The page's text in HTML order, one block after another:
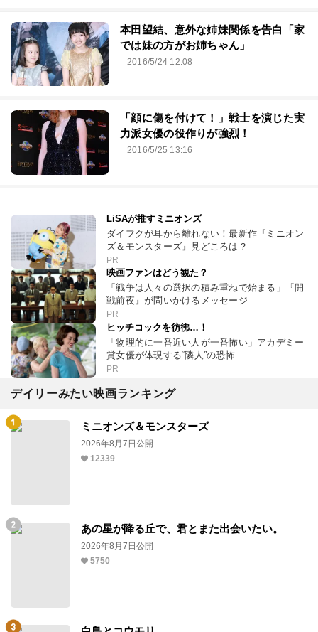
本田望結、意外な姉妹関係を告白「家
では妹の方がお姉ちゃん」
2016/5/24 12:08
「顔に傷を付けて！」戦士を演じた実
力派女優の役作りが強烈！
2016/5/25 13:16
LiSAが推すミニオンズ
ダイフクが耳から離れない！最新作『ミニオン
ズ＆モンスターズ』見どころは？
PR
映画ファンはどう観た？
「戦争は人々の選択の積み重ねで始まる」『開
戦前夜』が問いかけるメッセージ
PR
ヒッチコックを彷彿…！
「物理的に一番近い人が一番怖い」アカデミー
賞女優が体現する“隣人”の恐怖
PR
デイリーみたい映画ランキング
ミニオンズ＆モンスターズ
2026年8月7日公開
12339
あの星が降る丘で、君とまた出会いたい。
2026年8月7日公開
5750